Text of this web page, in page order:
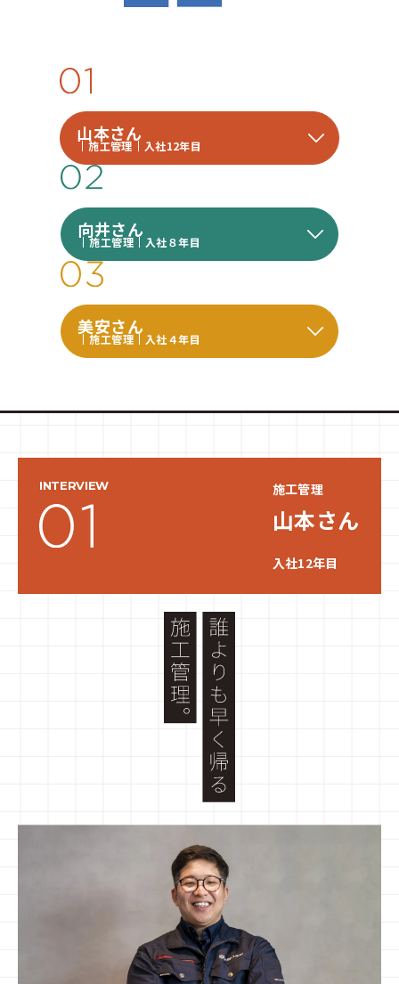
山本さん
施工管理 入社12年目
向井さん
施工管理 入社８年目
美安さん
施工管理 入社４年目
INTERVIEW 施工管理
山本さん
入社12年目